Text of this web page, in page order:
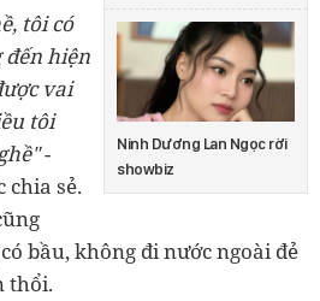
Ninh Dương Lan Ngọc rời
showbiz
tôi có
đến hiện
vai
tôi
-
chia sẻ.
bầu, không đi nước ngoài đẻ
thổi.